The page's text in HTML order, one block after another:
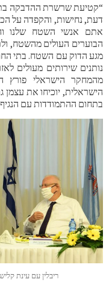
“קטיעת שרשרת ההדבקה
דעת, נחישות, והקפדה על
אתם אנשי השטח שלנו
הבוערים העולים מהשטח,
מגע הדוק עם השטח. בתי
נותנים שירותים מעולים
מהמחקר הישראלי פורץ
הישראלית, יוכיחו את
בתחום ההתמודדות עם
ריבלין עם עינת